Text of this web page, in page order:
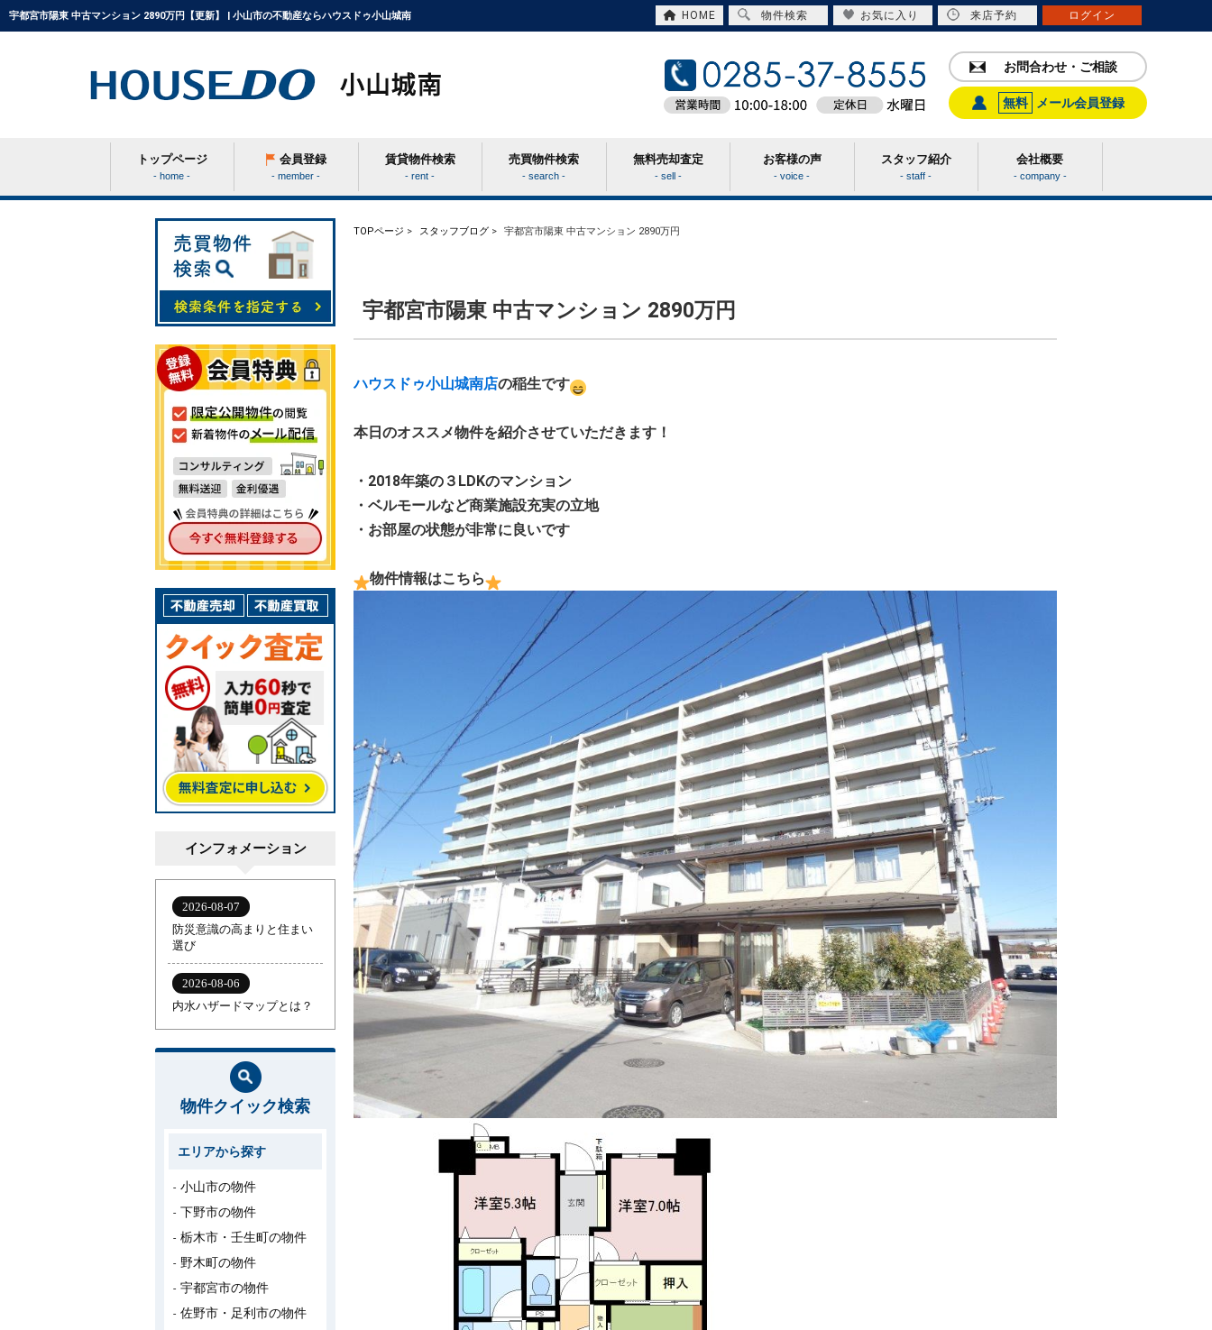
宇都宮市陽東 中古マンション 2890万円【更新】 | 小山市の不動産ならハウスドゥ小山城南 HOME 物件検索 お気に入り 来店予約 ログイン
お問合わせ・ご相談
無料 メール会員登録
トップページ
- home -
会員登録
- member -
賃貸物件検索
- rent -
売買物件検索
- search -
条件から探す
学区から探す
町名から探す
無料売却査定
- sell -
お客様の声
- voice -
スタッフ紹介
- staff -
会社概要
- company -
TOPページ > スタッフブログ > 宇都宮市陽東 中古マンション 2890万円
宇都宮市陽東 中古マンション 2890万円
ハウスドゥ小山城南店の稲生です
本日のオススメ物件を紹介させていただきます！
・2018年築の３LDKのマンション
・ベルモールなど商業施設充実の立地
・お部屋の状態が非常に良いです
物件情報はこちら
インフォメーション
物件クイック検索
エリアから探す
小山市の物件
下野市の物件
栃木市・壬生町の物件
野木町の物件
宇都宮市の物件
佐野市・足利市の物件